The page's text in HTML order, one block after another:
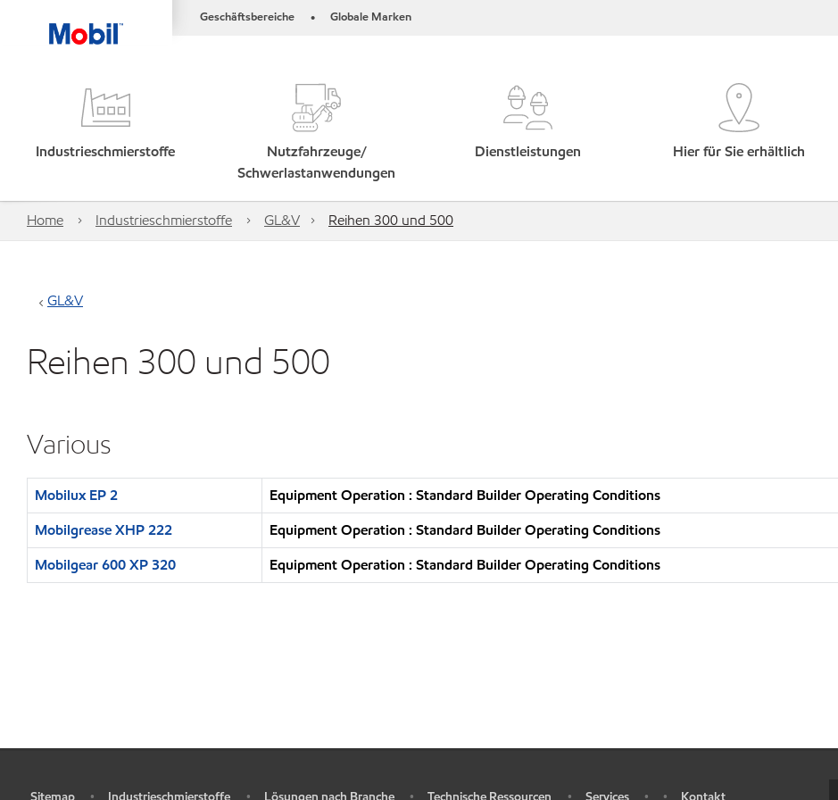
Geschäftsbereiche • Globale Marken
Industrieschmierstoffe
Nutzfahrzeuge/
Schwerlastanwendungen
Dienstleistungen Hier für Sie erhältlich
Home Industrieschmierstoffe GL&V Reihen 300 und 500
GL&V
Reihen 300 und 500
Various
Mobilux EP 2
Equipment Operation : Standard Builder Operating Conditions
Mobilgrease XHP 222
Equipment Operation : Standard Builder Operating Conditions
Mobilgear 600 XP 320
Equipment Operation : Standard Builder Operating Conditions
• • • • • •